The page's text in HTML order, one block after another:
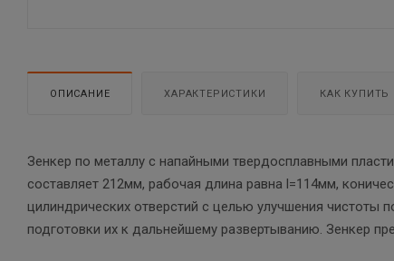
ОПИСАНИЕ ХАРАКТЕРИСТИКИ КАК КУПИТЬ
Зенкер по металлу с напайными твердосплавными
составляет 212мм, рабочая длина равна l=114мм,
цилиндрических отверстий с целью улучшения чистоты
подготовки их к дальнейшему развертыванию. Зенкер